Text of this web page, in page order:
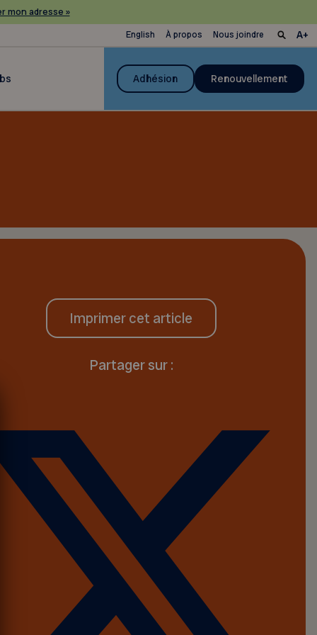
mon adresse »
English À propos Nous joindre
Adhésion Renouvellement
Imprimer cet article
Partager sur :